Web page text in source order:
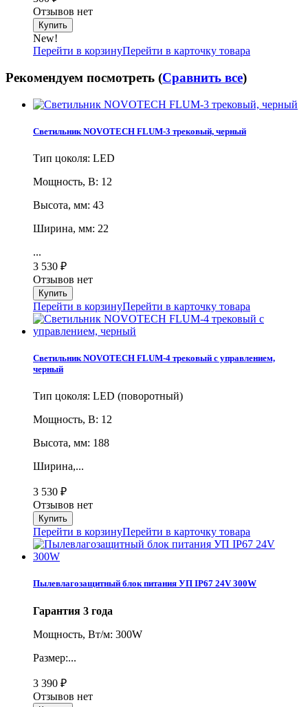
Отзывов нет
New!
Перейти в корзинуПерейти в карточку товара
Рекомендуем посмотреть (Сравнить все)
Светильник NOVOTECH FLUM-3 трековый, черный
Тип цоколя: LED
Мощность, В: 12
Высота, мм: 43
Ширина, мм: 22
...
3 530 ₽
Отзывов нет
Перейти в корзинуПерейти в карточку товара
Светильник NOVOTECH FLUM-4 трековый с управлением,
черный
Тип цоколя: LED (поворотный)
Мощность, В: 12
Высота, мм: 188
Ширина,...
3 530 ₽
Отзывов нет
Перейти в корзинуПерейти в карточку товара
Пылевлагозащитный блок питания УП IP67 24V 300W
Гарантия 3 года
Мощность, Вт/м: 300W
Размер:...
3 390 ₽
Отзывов нет